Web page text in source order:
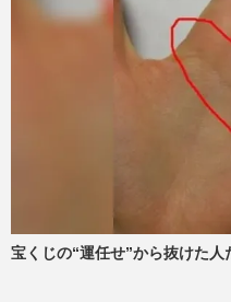
宝くじの“運任せ”から抜けた人